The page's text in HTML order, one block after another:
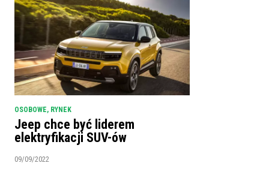
OSOBOWE, RYNEK
Jeep chce być liderem
elektryfikacji SUV-ów
09/09/2022